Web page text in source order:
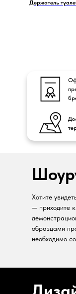
Держатель
Хотите
— приходите
образцами
необходимо